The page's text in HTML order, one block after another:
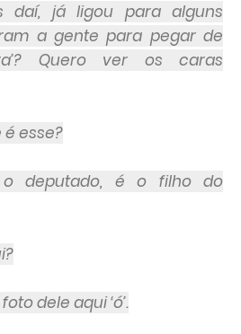
daí, já ligou para alguns
a gente para pegar de
Quero ver os caras
é esse?
deputado, é o filho do
dele aqui ‘ó’.